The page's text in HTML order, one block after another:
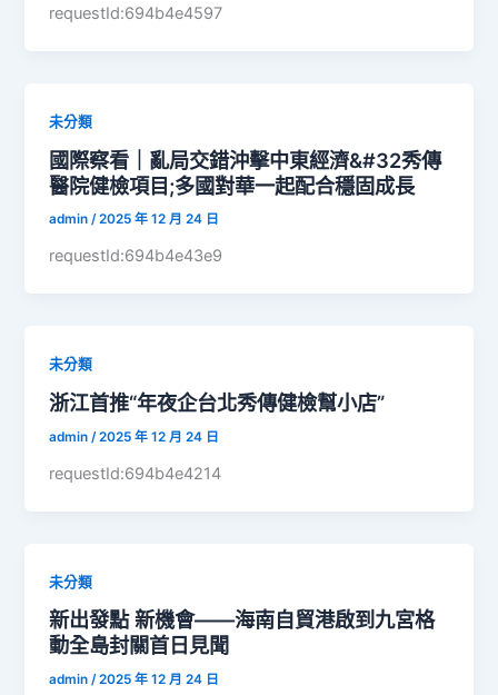
requestId:694b4e4597
未分類
國際察看｜亂局交錯沖擊中東經濟&#32秀傳
醫院健檢項目;多國對華一起配合穩固成長
admin/2025 年 12 月 24 日
requestId:694b4e43e9
未分類
浙江首推“年夜企台北秀傳健檢幫小店”
admin/2025 年 12 月 24 日
requestId:694b4e4214
未分類
新出發點 新機會——海南自貿港啟到九宮格
動全島封關首日見聞
admin/2025 年 12 月 24 日